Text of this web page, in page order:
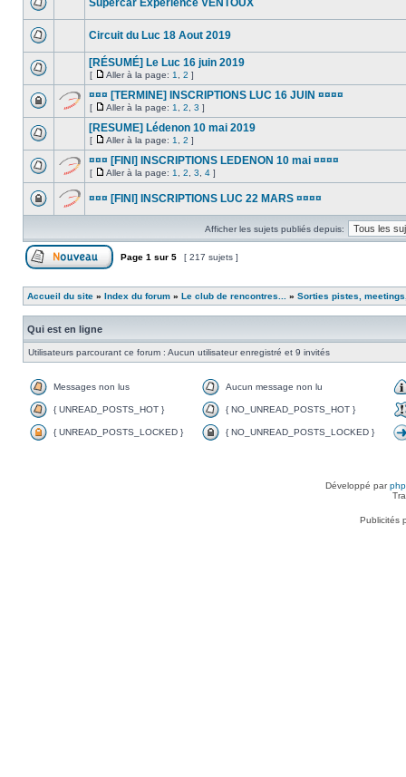
Supercar Experience VENTOUX
Circuit du Luc 18 Aout 2019
[RÉSUMÉ] Le Luc 16 juin 2019
[ Aller à la page: 1 2 ]
¤¤¤ [TERMINE] INSCRIPTIONS LUC 16 JUIN ¤¤¤¤
[ Aller à la page: 1 2 3 ]
[RESUME] Lédenon 10 mai 2019
[ Aller à la page: 1 2 ]
¤¤¤ [FINI] INSCRIPTIONS LEDENON 10 mai ¤¤¤¤
[ Aller à la page: 1 2 3 4 ]
¤¤¤ [FINI] INSCRIPTIONS LUC 22 MARS ¤¤¤¤
Afficher les sujets publiés depuis:
Page 1 sur 5 [ 217 sujets ]
Accueil du site » Index du forum » Le club de rencontres... » Sorties pistes,
Qui est en ligne
Utilisateurs parcourant ce forum : Aucun utilisateur enregistré et 9 invités
Messages non lus Aucun message non lu
{ UNREAD_POSTS_HOT } { NO_UNREAD_POSTS_HOT }
{ UNREAD_POSTS_LOCKED } { NO_UNREAD_POSTS_LOCKED }
Développé par
Publicités